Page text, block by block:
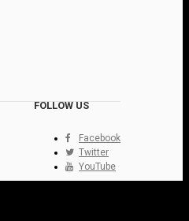
FOLLOW US
Facebook
Twitter
YouTube